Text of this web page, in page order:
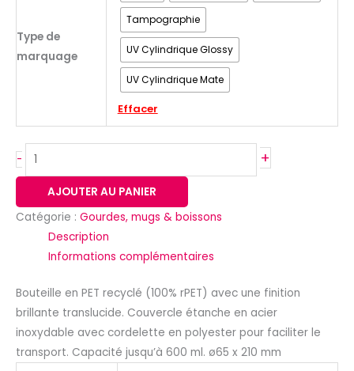
Type de
marquage
Tampographie
UV Cylindrique Glossy
UV Cylindrique Mate
Effacer
- +
AJOUTER AU PANIER
Catégorie : Gourdes, mugs & boissons
Description
Informations complémentaires
Bouteille en PET recyclé (100% rPET) avec une finition
brillante translucide. Couvercle étanche en acier
inoxydable avec cordelette en polyester pour faciliter le
transport. Capacité jusqu’à 600 ml. ø65 x 210 mm